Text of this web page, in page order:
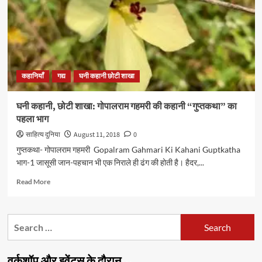
कहानी
“गुप्तकथा”
का
चौथा
भाग
कहानियाँ गद्य घनी कहानी छोटी शाखा
घनी कहानी, छोटी शाखा: गोपालराम गहमरी की कहानी “गुप्तकथा” का
पहला भाग
साहित्य दुनिया August 11, 2018
0
गुप्तकथा- गोपालराम गहमरी Gopalram Gahmari Ki Kahani Guptkatha
भाग-1 जासूसी जान-पहचान भी एक निराले ही ढंग की होती है। हैदर,...
Read MoreRead
घनी
गोपालराम